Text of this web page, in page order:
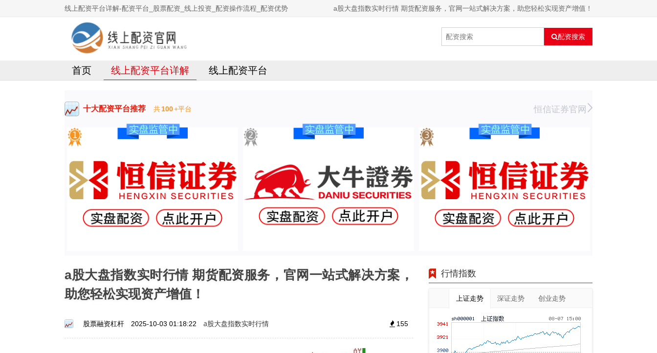
线上配资平台详解-配资平台_股票配资_线上投资_配资操作流程_配资优势 a股大盘指数实时行情 期货配资服务，官网一站式解决方案，助您轻松实现资产增值！
配资搜索
首页 线上配资平台详解 线上配资平台
十大配资平台推荐 共100+平台 恒信证券官网
a股大盘指数实时行情 期货配资服务，官网一站式解决方案，
助您轻松实现资产增值！
股票融资杠杆 2025-10-03 01:18:22 a股大盘指数实时行情 155
行情指数
上证走势 深证走势 创业走势